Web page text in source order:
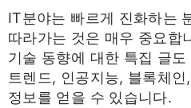
IT분야는 빠르게 진화하는
따라가는 것은 매우 중요합
기술 동향에 대한 특집 글
트렌드, 인공지능, 블록체
정보를 얻을 수 있습니다.